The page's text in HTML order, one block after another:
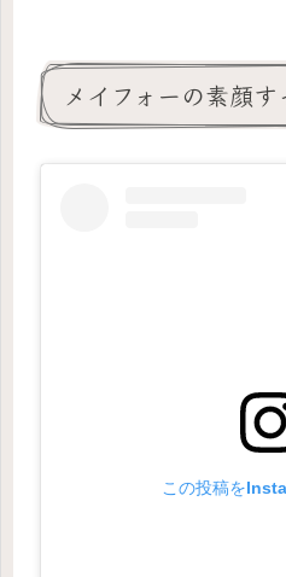
メイフォーの素顔す
この投稿を